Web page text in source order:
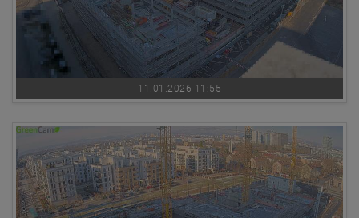
11.01.2026 11:55